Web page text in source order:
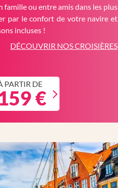
famille ou entre amis dans les plus
par le confort de votre navire et
incluses !
DÉCOUVRIR NOS CROISIÈRES
PARTIR DE
€